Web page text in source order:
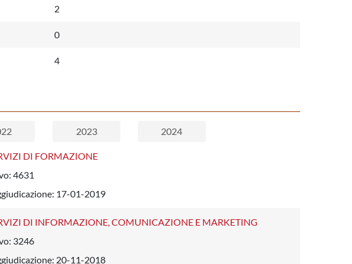
2
0
4
2023 2024
DI FORMAZIONE
4631
17-01-2019
DI INFORMAZIONE, COMUNICAZIONE E MARKETING
3246
20-11-2018